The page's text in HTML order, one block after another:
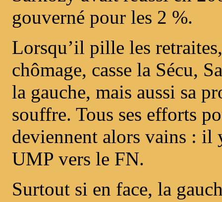
gouverné pour les 2 %.
Lorsqu’il pille les
chômage, casse la Sécu,
la gauche, mais aussi sa
souffre. Tous ses efforts
deviennent alors vains : il
UMP vers le FN.
Surtout si en face, la